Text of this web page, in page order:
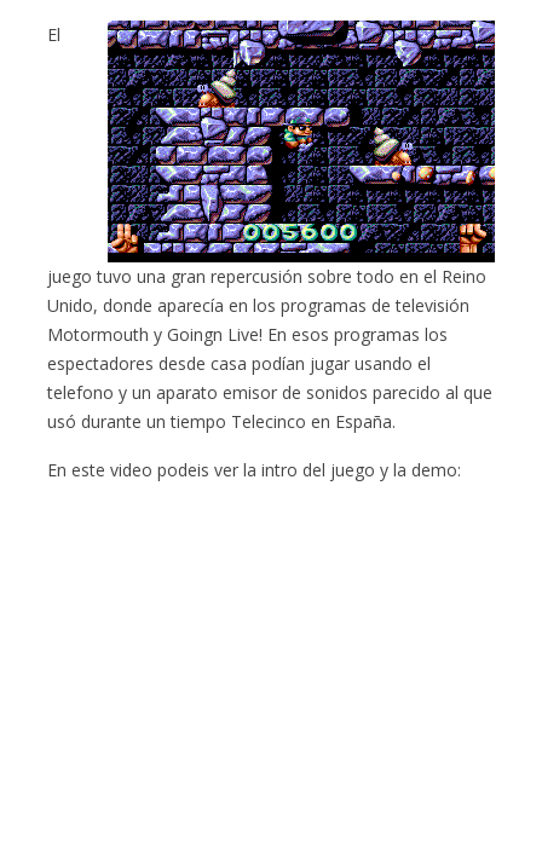
El
juego tuvo una gran repercusión sobre todo en el Reino
Unido, donde aparecía en los programas de televisión
Motormouth y Goingn Live! En esos programas los
espectadores desde casa podían jugar usando el
telefono y un aparato emisor de sonidos parecido al que
usó durante un tiempo Telecinco en España.
En este video podeis ver la intro del juego y la demo: